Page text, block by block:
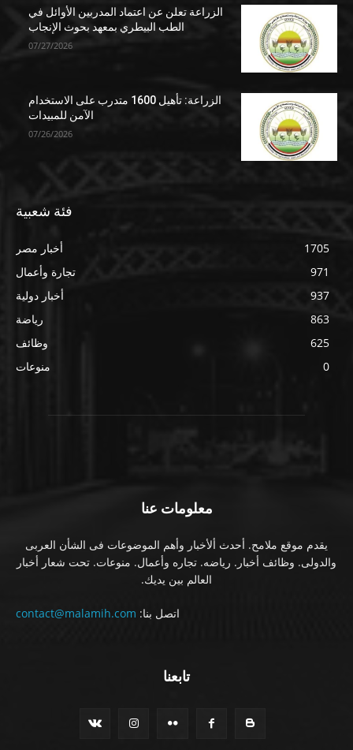
الزراعة تعلن عن اعتماد المدربين الأوائل في
الطب البيطري بمعهد بحوث الإنجاب
07/27/2026
الزراعة: تأهيل 1600 متدرب على الاستخدام
الآمن للمبيدات
07/26/2026
فئة شعبية
أخبار مصر
1705
تجارة وأعمال
971
أخبار دولية
937
رياضة
863
وظائف
625
منوعات
0
معلومات عنا
يقدم موقع ملامح. أحدث ألأخبار وأهم الموضوعات فى الشأن العربى
والدولى. وظائف أخبار. رياضه. تجاره وأعمال. منوعات. تحت شعار أخبار
العالم بين يديك.
اتصل بنا: contact@malamih.com
تابعنا